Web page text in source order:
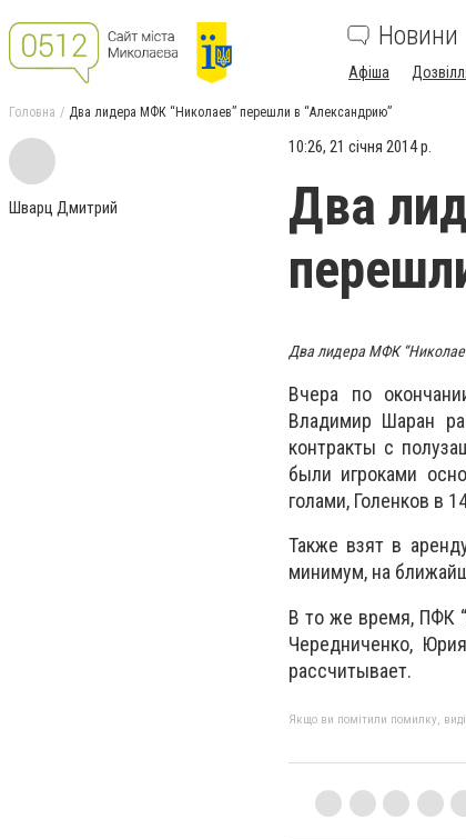
Новини
Афіша
Головна Два лидера МФК “Николаев” перешли в “Александрию”
Шварц Дмитрий
10:26, 21 січня 2014 р.
Два
Два лидера МФК
Вчера по
Владимир Шаран
контракты с
были игроками
голами, Голенков в
Также взят в
минимум, на
В то же время, ПФК
Чередниченко,
рассчитывает.
Якщо ви помітили помилку,